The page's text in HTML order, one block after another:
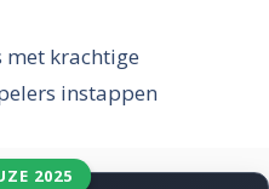
met krachtige
instappen
2025